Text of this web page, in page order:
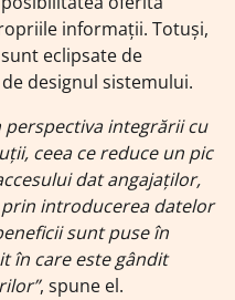
informații. Totuși,
eclipsate de
designul sistemului.
perspectiva integrării cu
ceea ce reduce un pic
dat angajaților,
introducerea datelor
sunt puse în
în care este gândit
, spune el.